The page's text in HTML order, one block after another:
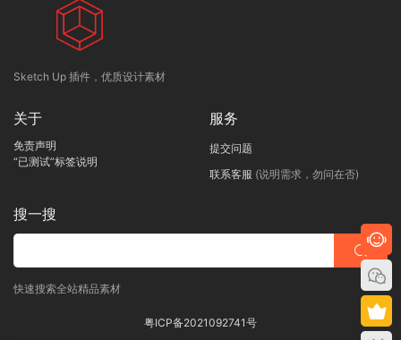
Sketch Up 插件，优质设计素材
关于
免责声明
“已测试”标签说明
服务
提交问题
联系客服 (说明需求，勿问在否)
搜一搜
快速搜索全站精品素材
粤ICP备2021092741号